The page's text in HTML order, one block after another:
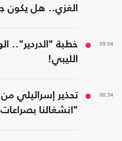
الغزي.. هل يكون
09:04
خطبة "الدردير"..
الليبي!
08:34
تحذير إسرائيلي
"انشغالنا